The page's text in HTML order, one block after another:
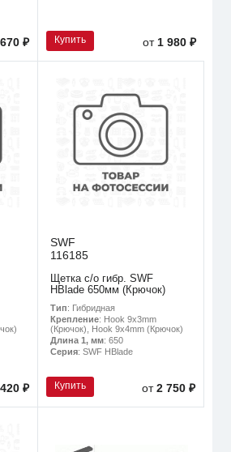
₽ Купить от 1 980 ₽
₽
SWF
116185
Щетка с/о гибр. SWF
HBlade 650мм (Крючок)
Тип: Гибридная
Крепление: Hook 9x3mm
(Крючок), Hook 9x4mm (Крючок)
Длина 1, мм: 650
Серия: SWF HBlade
Купить от2 750 ₽